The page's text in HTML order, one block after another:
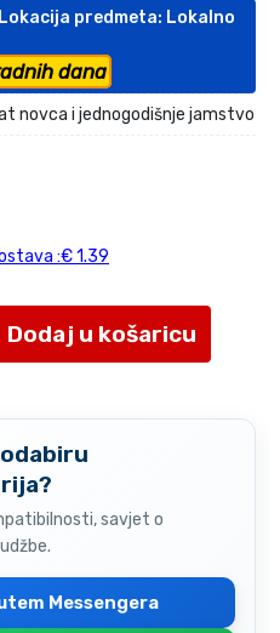
predmeta: Lokalno
dana
novca i jednogodišnje jamstvo
:€ 1.39
Dodaj u košaricu
savjet o
Messengera